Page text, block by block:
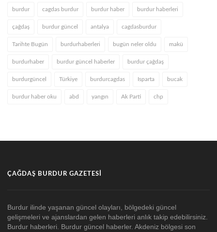
burdur cagdas burdur burdur haber burdur haberleri
çağdaş burdur güncel antalya cagdasburdur
Tarihte Bugün burdurhaberleri bugün neler oldu makü
burdurhaber burdur güncel haberler burdur çağdaş
burdurgüncel Türkiye burdurcagdas Isparta bucak
burdur haber oku abd yangın Ak Parti chp
ÇAĞDAŞ BURDUR GAZETESI
Burdur ilinde yaşanan güncel olayları, bölgedeki güncel
gelişmeleri ve ajanslardan gelen haberleri anlık takip edebilirsiniz.
Burdur haberleri. Burdur güncel haberler. Akdeniz bölgesi son